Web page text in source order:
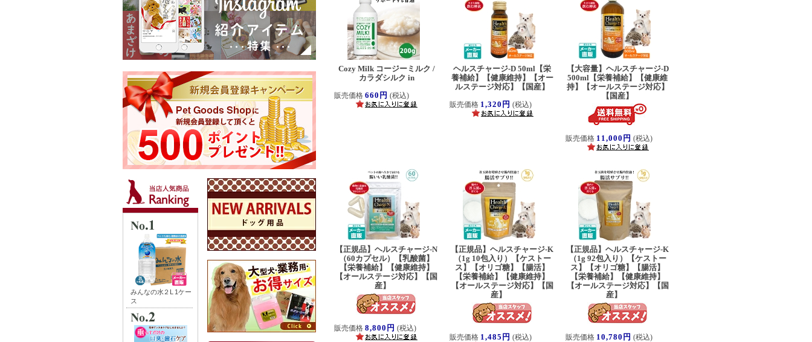
Cozy Milk コージーミルク /
カラダシルク in
販売価格 660円 (税込)
ヘルスチャージ-D 50ml【栄
養補給】【健康維持】【オー
ルステージ対応】【国産】
販売価格 1,320円 (税込)
【大容量】ヘルスチャージ-D
500ml【栄養補給】【健康維
持】【オールステージ対応】
【国産】
販売価格 11,000円 (税込)
【正規品】ヘルスチャージ-N
（60カプセル）【乳酸菌】
【栄養補給】【健康維持】
【オールステージ対応】【国
産】
販売価格 8,800円 (税込)
【正規品】ヘルスチャージ-K
（1g 10包入り）【ケストー
ス】【オリゴ糖】【腸活】
【栄養補給】【健康維持】
【オールステージ対応】【国
産】
販売価格 1,485円 (税込)
【正規品】ヘルスチャージ-K
（1g 92包入り）【ケストー
ス】【オリゴ糖】【腸活】
【栄養補給】【健康維持】
【オールステージ対応】【国
産】
販売価格 10,780円 (税込)